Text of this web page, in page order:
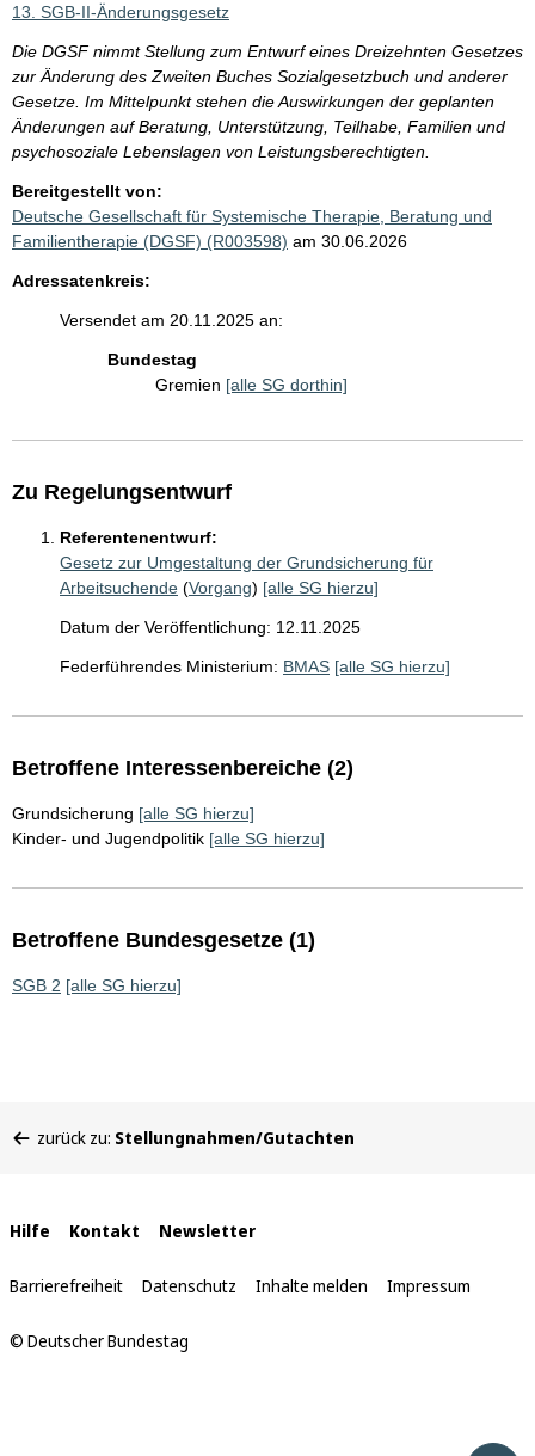
13. SGB-II-Änderungsgesetz
Die DGSF nimmt Stellung zum Entwurf eines Dreizehnten Gesetzes
zur Änderung des Zweiten Buches Sozialgesetzbuch und anderer
Gesetze. Im Mittelpunkt stehen die Auswirkungen der geplanten
Änderungen auf Beratung, Unterstützung, Teilhabe, Familien und
psychosoziale Lebenslagen von Leistungsberechtigten.
Bereitgestellt von:
Deutsche Gesellschaft für Systemische Therapie, Beratung und
Familientherapie (DGSF) (R003598) am 30.06.2026
Adressatenkreis:
Versendet am 20.11.2025 an:
Bundestag
Gremien [alle SG dorthin]
Zu Regelungsentwurf
Referentenentwurf:
Gesetz zur Umgestaltung der Grundsicherung für
Arbeitsuchende (Vorgang) [alle SG hierzu]
Datum der Veröffentlichung: 12.11.2025
Federführendes Ministerium: BMAS [alle SG hierzu]
Betroffene Interessenbereiche (2)
Grundsicherung [alle SG hierzu]
Kinder- und Jugendpolitik [alle SG hierzu]
Betroffene Bundesgesetze (1)
SGB 2 [alle SG hierzu]
befinden
zurück zu: Stellungnahmen/Gutachten
Interne
Links
Hilfe Kontakt Newsletter
Barrierefreiheit Datenschutz Inhalte melden Impressum
© Deutscher Bundestag